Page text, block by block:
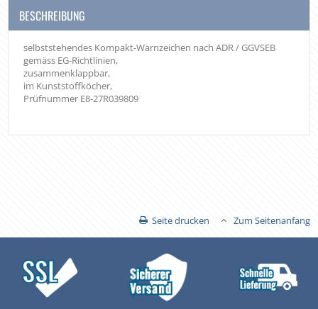
BESCHREIBUNG
selbststehendes Kompakt-Warnzeichen nach ADR / GGVSEB
gemäss EG-Richtlinien,
zusammenklappbar,
im Kunststoffköcher,
Prüfnummer E8-27R039809
Seite drucken Zum Seitenanfang